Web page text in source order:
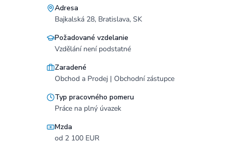
Adresa
Bajkalská 28, Bratislava, SK
Požadované vzdelanie
Vzdělání není podstatné
Zaradené
Obchod a Prodej | Obchodní zástupce
Typ pracovného pomeru
Práce na plný úvazek
Mzda
od 2 100 EUR